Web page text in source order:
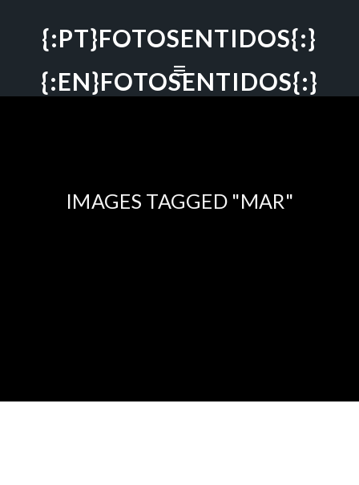
{:PT}FOTOSENTIDOS{:}
{:EN}FOTOSENTIDOS{:}
IMAGES TAGGED "MAR"